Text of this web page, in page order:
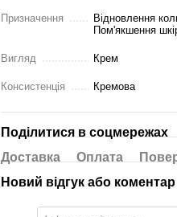
Призначення
Відновлення
Пом'якшення
Вигляд Крем
Консистенція Кремова
Поділитися в соцмережах
Доставка
Оплата
Новий відгук або коментар